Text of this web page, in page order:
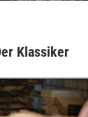
Klassiker